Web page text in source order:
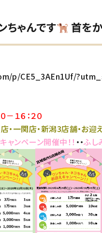
ちゃんです 首を
p/CE5_3AEn1Uf/
１６：２０
・一関店・新潟3店舗・お迎
ャンペーン開催中！！ ・・ふし